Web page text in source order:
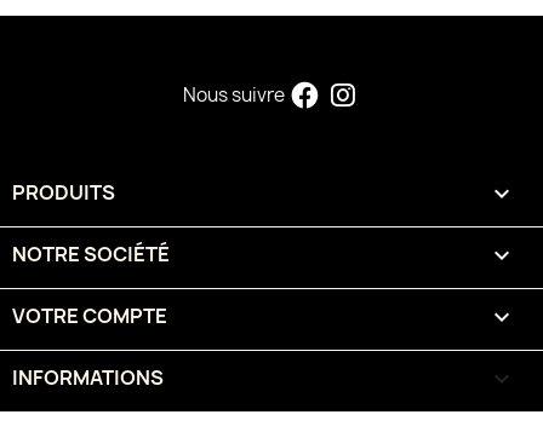
Nous suivre
PRODUITS 
NOTRE SOCIÉTÉ 
VOTRE COMPTE 
INFORMATIONS keyboard_arrow_down